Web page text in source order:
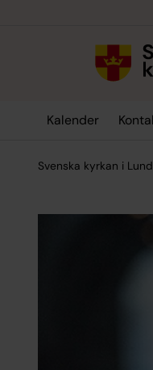
Kalender
Svenska kyrkan i Lund